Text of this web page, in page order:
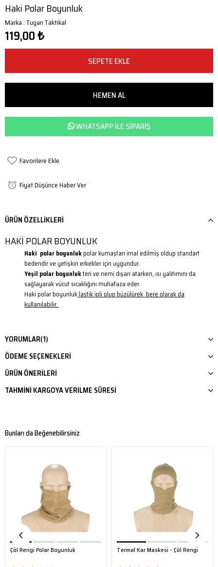
Haki Polar Boyunluk
Marka:Tugan Taktikal
119,00 ₺
WHATSAPP ILE SIPARIŞ
Favorilere Ekle
Fiyat Düşünce Haber Ver
ÜRÜN ÖZELLIKLERI
HAKİ POLAR BOYUNLUK
Haki polar boyunlukpolar kumaştan imal edilmiş oldup standart
bedendir ve yetişkin erkekler için uygundur.
Yeşil polar boyunlukteri ve nemi dışarı atarken, ısı yalıtımını da
sağlayarak vücut sıcaklığını muhafaza eder.
Haki polar boyunluklastik ipli olup büzülürek bere olarak da
kullanılabilir.
YORUMLAR(1)
ÖDEME SEÇENEKLERI
ÜRÜN ÖNERILERI
TAHMINI KARGOYA VERILME SÜRESI
Bunları da Beğenebilirsiniz
Çöl Rengi Polar Boyunluk Termal Kar Maskesi - Çöl Rengi